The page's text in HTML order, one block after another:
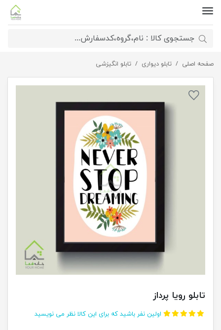
صفحه اصلی تابلو دیواری تابلو انگیزشی تابلو رویا پرداز
تابلو رویا پرداز
اولین نفر باشید که برای این کالا نظر می نویسید